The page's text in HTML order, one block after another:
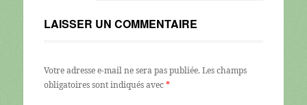
LAISSER UN COMMENTAIRE
Votre adresse e-mail ne sera pas publiée. Les champs
obligatoires sont indiqués avec*